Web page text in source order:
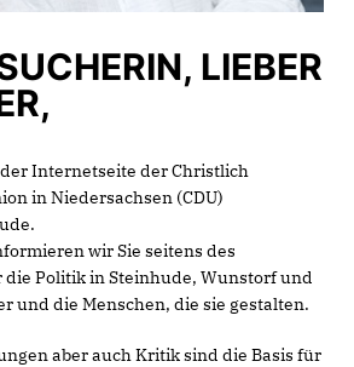
LIEBER
Internetseite der Christlich
in Niedersachsen (CDU)
wir Sie seitens des
die Politik in Steinhude, Wunstorf und
und die Menschen, die sie gestalten.
aber auch Kritik sind die Basis für